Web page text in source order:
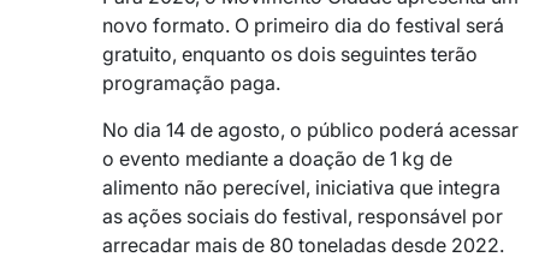
novo formato. O primeiro dia do festival será
gratuito, enquanto os dois seguintes terão
programação paga.
No dia 14 de agosto, o público poderá acessar
o evento mediante a doação de 1 kg de
alimento não perecível, iniciativa que integra
as ações sociais do festival, responsável por
arrecadar mais de 80 toneladas desde 2022.